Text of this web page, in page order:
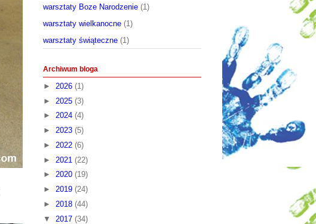
warsztaty Boze Narodzenie (1)
warsztaty wielkanocne (1)
warsztaty świąteczne (1)
Archiwum bloga
► 2026 (1)
► 2025 (3)
► 2024 (4)
► 2023 (5)
► 2022 (6)
► 2021 (22)
► 2020 (19)
► 2019 (24)
► 2018 (44)
▼ 2017 (34)